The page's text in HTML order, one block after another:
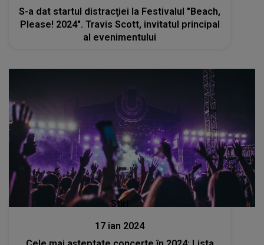
S-a dat startul distracţiei la Festivalul "Beach,
Please! 2024". Travis Scott, invitatul principal
al evenimentului
Stiri
17 ian 2024